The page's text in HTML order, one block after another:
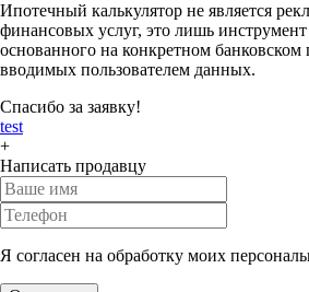
Ипотечный калькулятор не является
финансовых услуг, это лишь инструмент
основанного на конкретном банковском
вводимых пользователем данных.
Спасибо за заявку!
test
+
Написать продавцу
Я согласен на обработку моих